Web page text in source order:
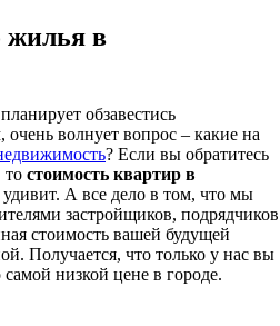
жилья в
обзавестись
волнует вопрос – какие на
? Если вы обратитесь
то стоимость квартир в
удивит. А все дело в том, что мы
застройщиков, подрядчиков
стоимость вашей будущей
Получается, что только у нас вы
самой низкой цене в городе.